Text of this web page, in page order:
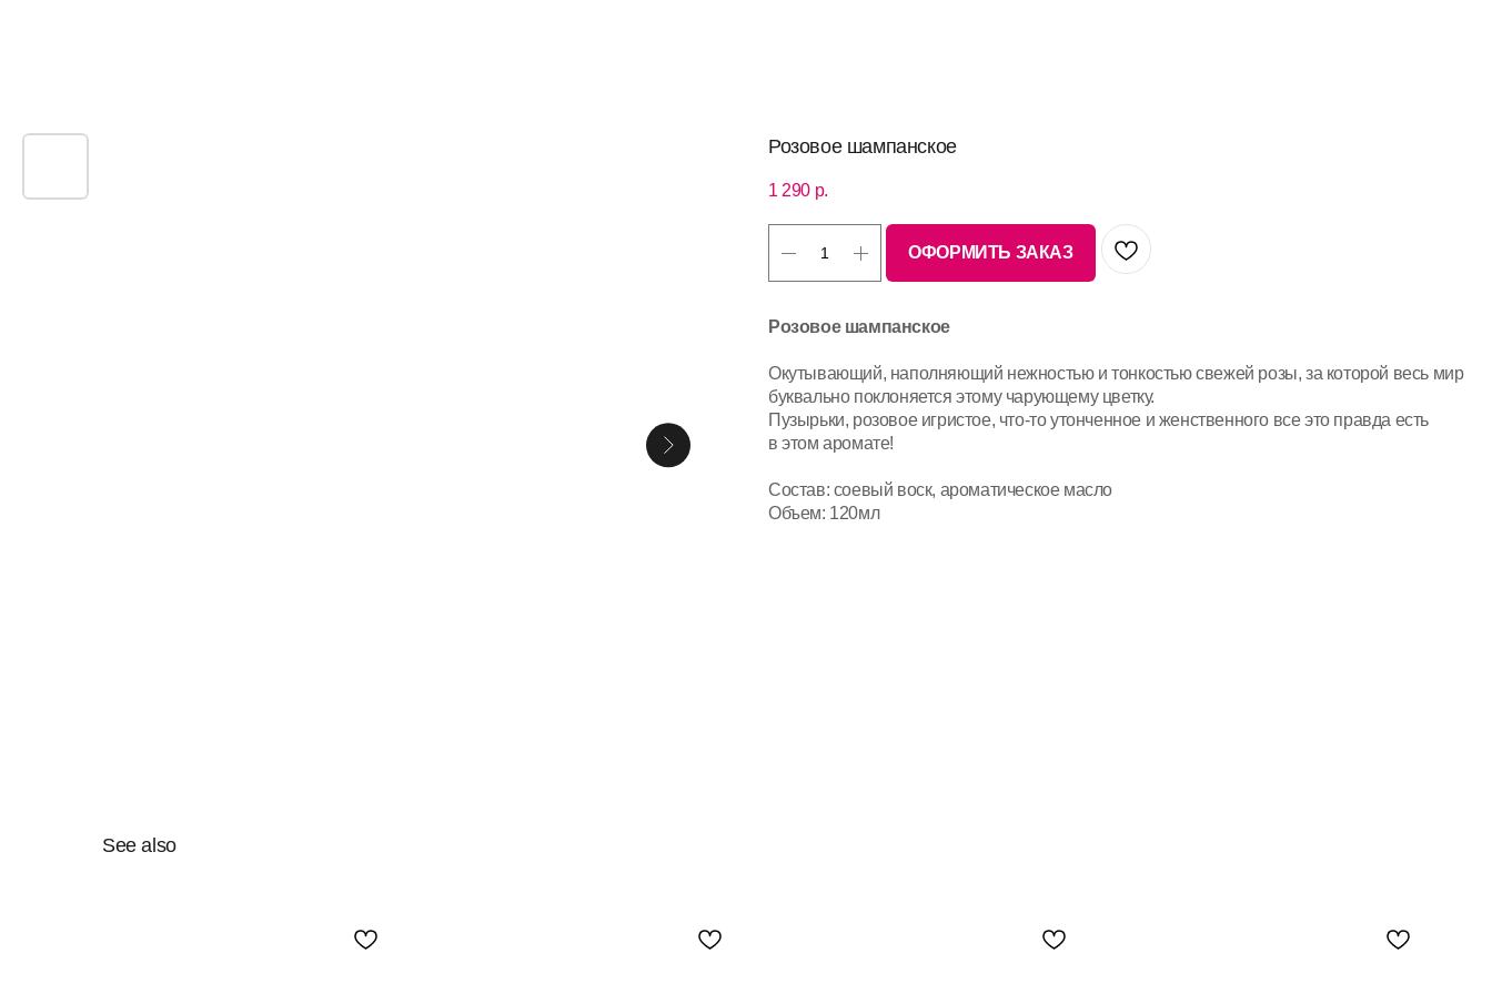
Розовое шампанское
1 290 р.
ОФОРМИТЬ ЗАКАЗ
Розовое шампанское
Окутывающий, наполняющий нежностью и тонкостью свежей розы, за которой весь мир
буквально поклоняется этому чарующему цветку.
Пузырьки, розовое игристое, что-то утонченное и женственного все это правда есть
в этом аромате!
Состав: соевый воск, ароматическое масло
Объем: 120мл
See also